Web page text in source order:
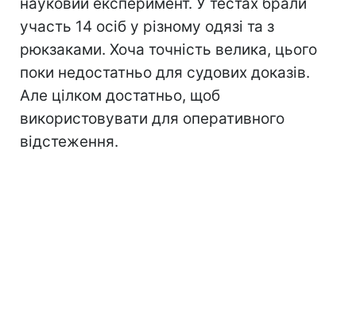
участь 14 осіб у різному одязі та з
рюкзаками. Хоча точність велика, цього
поки недостатньо для судових доказів.
Але цілком достатньо, щоб
використовувати для оперативного
відстеження.